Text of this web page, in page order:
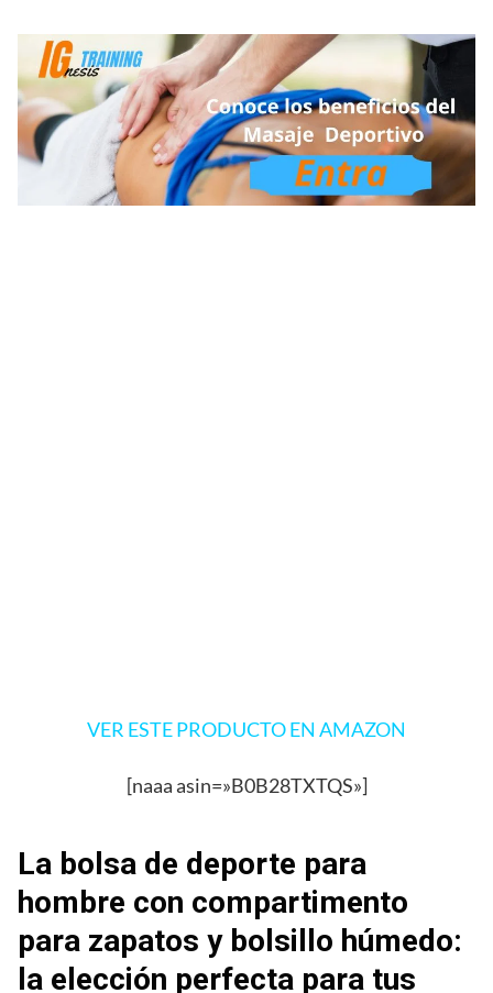
VER ESTE PRODUCTO EN AMAZON
[naaa asin=»B0B28TXTQS»]
La bolsa de deporte para
hombre con compartimento
para zapatos y bolsillo húmedo:
la elección perfecta para tus